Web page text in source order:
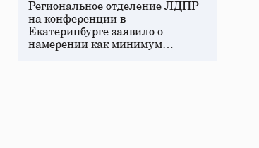
Региональное отделение ЛДПР
на конференции в
Екатеринбурге заявило о
намерении как минимум…